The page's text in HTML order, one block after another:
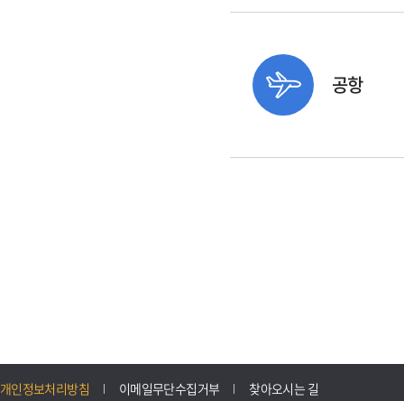
공항
개인정보처리방침 이메일무단수집거부 찾아오시는 길